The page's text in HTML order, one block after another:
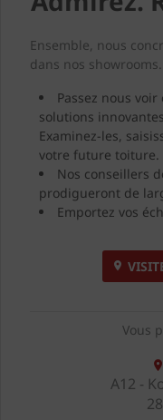
Ensemble, nous
dans nos showrooms.
Passez nous
solutions
Examinez-les,
votre future toiture.
Nos conseillers
prodigueront de
Emportez vos
Vous
A12 -